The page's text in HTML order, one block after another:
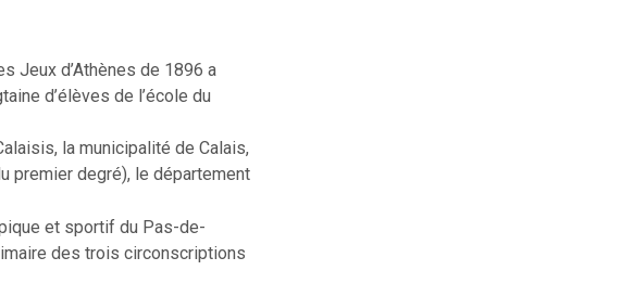
Jeux d’Athènes de 1896 a
d’élèves de l’école du
la municipalité de Calais,
premier degré), le département
et sportif du Pas-de-
des trois circonscriptions